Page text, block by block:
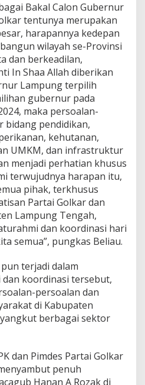
Bakal Calon Gubernur
tentunya merupakan
harapannya kedepan
wilayah se-Provinsi
dan berkeadilan,
In Shaa Allah diberikan
Lampung terpilih
gubernur pada
maka persoalan-
bidang pendidikan,
kehutanan,
UMKM, dan infrastruktur
menjadi perhatian khusus
terwujudnya harapan itu,
pihak, terkhusus
Partai Golkar dan
Lampung Tengah,
dan koordinasi hari
semua”, pungkas Beliau.
terjadi dalam
koordinasi tersebut,
persoalan dan
di Kabupaten
berbagai sektor
dan Pimdes Partai Golkar
penuh
Hanan A Rozak di